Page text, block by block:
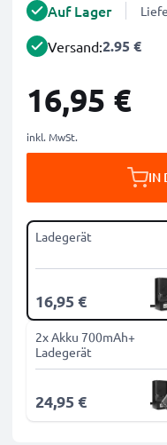
Auf Lager
Versand:2.95 €
16,95 €
inkl. MwSt.
IN
Ladegerät
16,95 €
2x Akku 700mAh+
Ladegerät
24,95 €